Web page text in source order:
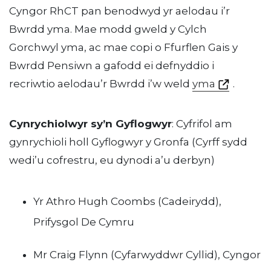
Cyngor RhCT pan benodwyd yr aelodau i’r
Bwrdd yma. Mae modd gweld y Cylch
Gorchwyl yma, ac mae copi o Ffurflen Gais y
Bwrdd Pensiwn a gafodd ei defnyddio i
recriwtio aelodau’r Bwrdd i’w weld yma .
Cynrychiolwyr sy’n Gyflogwyr: Cyfrifol am
gynrychioli holl Gyflogwyr y Gronfa (Cyrff sydd
wedi’u cofrestru, eu dynodi a’u derbyn)
Yr Athro Hugh Coombs (Cadeirydd),
Prifysgol De Cymru
Mr Craig Flynn (Cyfarwyddwr Cyllid), Cyngor